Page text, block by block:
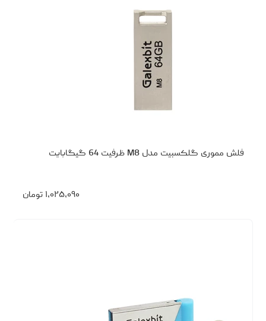
فلش مموری گلکسبیت مدل M8 ظرفیت 64 گیگابایت
۱،۰۲۵،۰۹۰ تومان